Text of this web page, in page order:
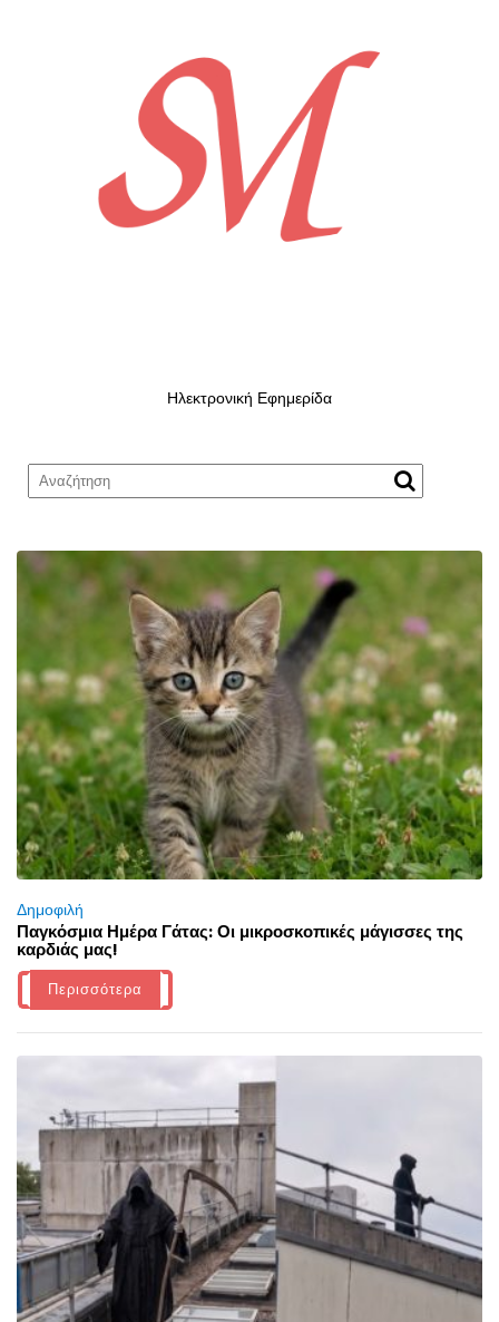
Ηλεκτρονική Εφημερίδα
Δημοφιλή
Παγκόσμια Ημέρα Γάτας: Οι μικροσκοπικές μάγισσες της
καρδιάς μας!
Περισσότερα